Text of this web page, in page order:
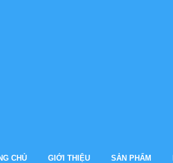
CHỦ GIỚI THIỆU SẢN PHẨM